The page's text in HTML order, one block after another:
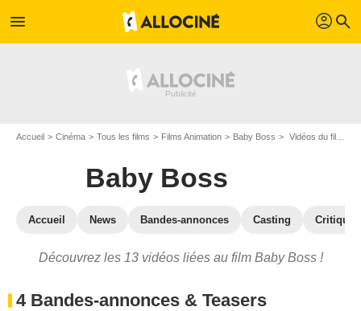
menu profil search
Accueil Cinéma Tous les films Films Animation Baby Boss Vidéos du film Baby Boss
Baby Boss
Accueil News Bandes-annonces Casting
Découvrez les 13 vidéos liées au film Baby Boss !
4 Bandes-annonces & Teasers